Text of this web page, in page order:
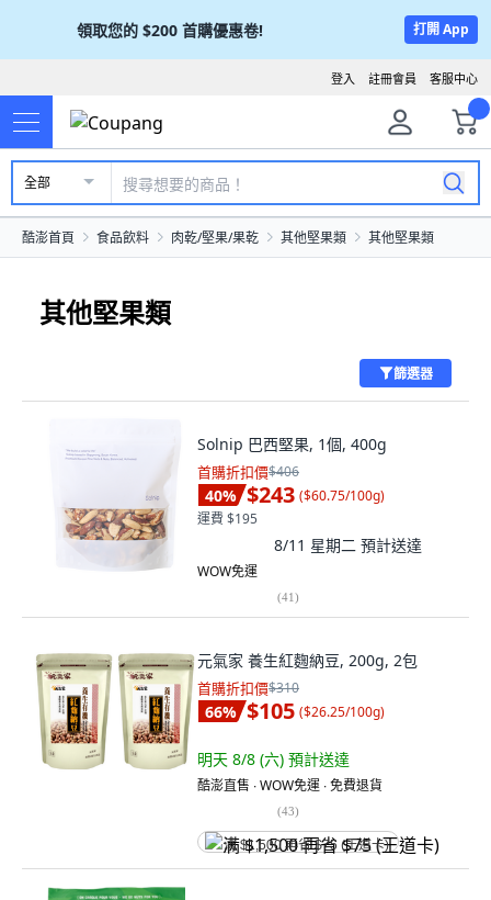
領取您的 $200 首購優惠卷! 打開 App
客服中心
註冊會員
登入
全部
酷澎首頁 食品飲料 肉乾/堅果/果乾 其他堅果類 其他堅果類
其他堅果類
篩選器
Solnip 巴西堅果, 1個, 400g
首購折扣價$406
40% $243 ($60.75/100g)
運費 $195
8/11 星期二 預計送達
WOW免運
(41)
元氣家 養生紅麴納豆, 200g, 2包
首購折扣價$310
66% $105 ($26.25/100g)
明天 8/8 (六) 預計送達
酷澎直售 ∙ WOW免運 ∙ 免費退貨
(43)
满 $1,500 再省 $75 (王道卡)